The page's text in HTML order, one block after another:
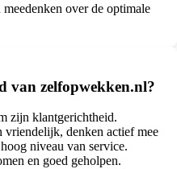
over de optimale
van zelfopwekken.nl?
zijn klantgerichtheid.
denken actief mee
niveau van service.
en goed geholpen.